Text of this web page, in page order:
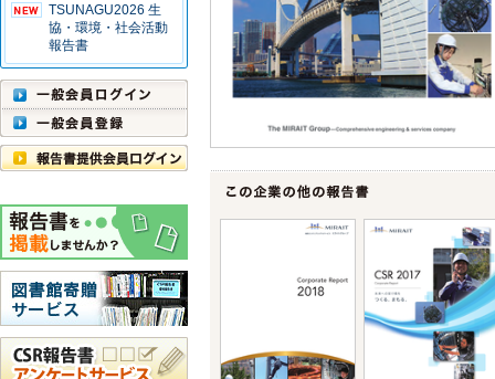
TSUNAGU2026 生
協・環境・社会活動
報告書